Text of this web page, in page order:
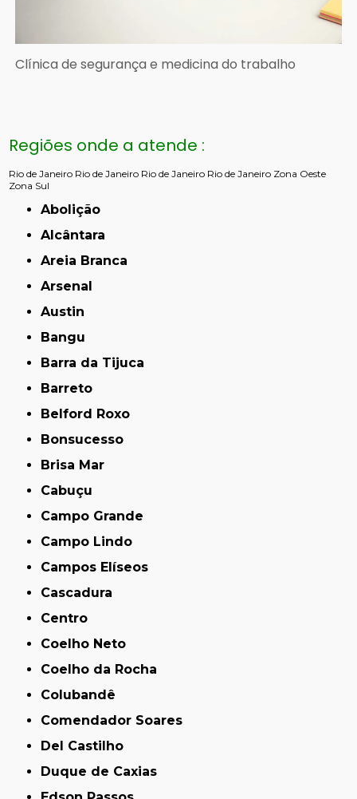
Clínica de segurança e medicina do trabalho
Regiões onde a atende :
Rio de Janeiro Rio de Janeiro Rio de Janeiro Rio de Janeiro Zona Oeste
Zona Sul
Abolição
Alcântara
Areia Branca
Arsenal
Austin
Bangu
Barra da Tijuca
Barreto
Belford Roxo
Bonsucesso
Brisa Mar
Cabuçu
Campo Grande
Campo Lindo
Campos Elíseos
Cascadura
Centro
Coelho Neto
Coelho da Rocha
Colubandê
Comendador Soares
Del Castilho
Duque de Caxias